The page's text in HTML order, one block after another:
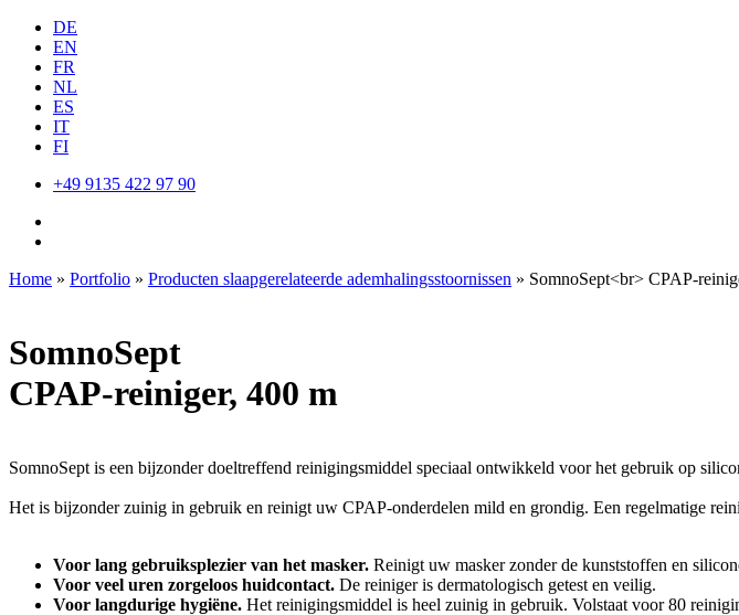
DE
EN
FR
NL
ES
IT
FI
+49 9135 422 97 90
Home » Portfolio » Producten slaapgerelateerde ademhalingsstoornissen » SomnoSept<br> CPAP-
SomnoSept
CPAP-reiniger, 400 m
SomnoSept is een bijzonder doeltreffend reinigingsmiddel speciaal ontwikkeld voor het gebruik op
Het is bijzonder zuinig in gebruik en reinigt uw CPAP-onderdelen mild en grondig. Een regelmatige
Voor lang gebruiksplezier van het masker. Reinigt uw masker zonder de kunststoffen en
Voor veel uren zorgeloos huidcontact. De reiniger is dermatologisch getest en veilig.
Voor langdurige hygiëne. Het reinigingsmiddel is heel zuinig in gebruik. Volstaat voor 80